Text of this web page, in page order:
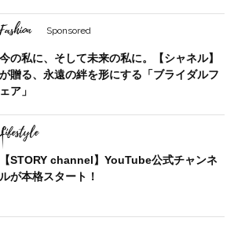
Fashion Sponsored
今の私に、そして未来の私に。【シャネル】
が贈る、永遠の絆を形にする「ブライダルフ
ェア」
Lifestyle
【STORY channel】YouTube公式チャンネ
ルが本格スタート！